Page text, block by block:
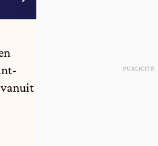
vanuit